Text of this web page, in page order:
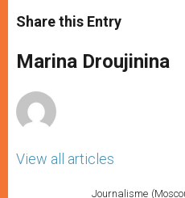
t
s
p
p
s
e
g
e
e
b
o
k
r
Share this Entry
Marina Droujinina
View all articles
Journalisme